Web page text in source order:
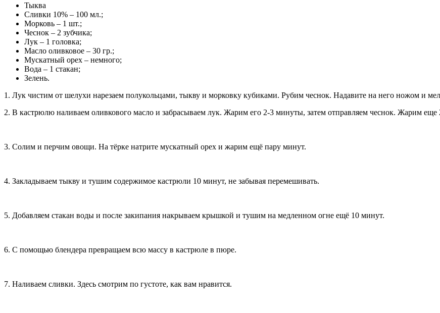
Тыква
Сливки 10% – 100 мл.;
Морковь – 1 шт.;
Чеснок – 2 зубчика;
Лук – 1 головка;
Масло оливковое – 30 гр.;
Мускатный орех – немного;
Вода – 1 стакан;
Зелень.
1. Лук чистим от шелухи нарезаем полукольцами, тыкву и морковку кубиками. Рубим чеснок. Надавите на него ножом и
2. В кастрюлю наливаем оливкового масло и забрасываем лук. Жарим его 2-3 минуты, затем отправляем чеснок. Жарим еще
3. Солим и перчим овощи. На тёрке натрите мускатный орех и жарим ещё пару минут.
4. Закладываем тыкву и тушим содержимое кастрюли 10 минут, не забывая перемешивать.
5. Добавляем стакан воды и после закипания накрываем крышкой и тушим на медленном огне ещё 10 минут.
6. С помощью блендера превращаем всю массу в кастрюле в пюре.
7. Наливаем сливки. Здесь смотрим по густоте, как вам нравится.